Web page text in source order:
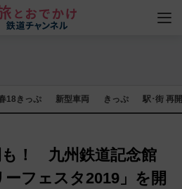
18きっぷ 新型車両 きっぷ 駅･街 再
も！ 九州鉄道記念館
フェスタ2019」を開